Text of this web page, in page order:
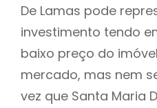
De Lamas pode
investimento tendo
baixo preço do
mercado, mas nem
vez que Santa Maria